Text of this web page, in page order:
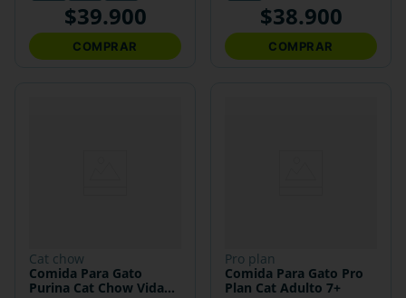
$39.900
COMPRAR
$38.900
COMPRAR
cat chow
Comida Para Gato
Purina Cat Chow Vida
pro plan
Comida Para Gato Pro
Plan Cat Adulto 7+